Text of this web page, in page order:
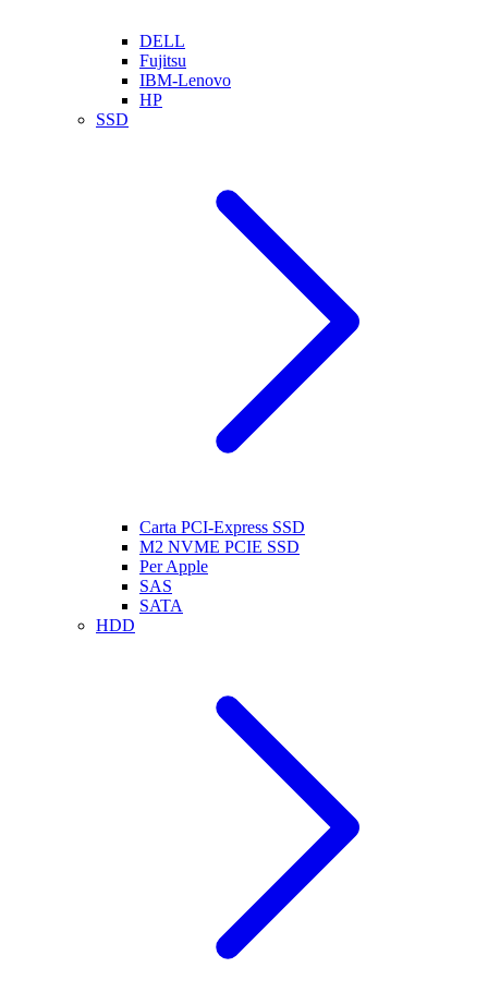
DELL
Fujitsu
IBM-Lenovo
HP
SSD
Carta PCI-Express SSD
M2 NVME PCIE SSD
Per Apple
SAS
SATA
HDD